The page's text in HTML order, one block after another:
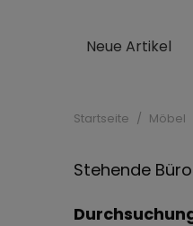
Neue Artikel
Startseite Möbel
Stehende